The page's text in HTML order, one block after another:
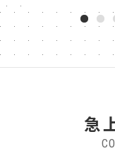
1 2
急